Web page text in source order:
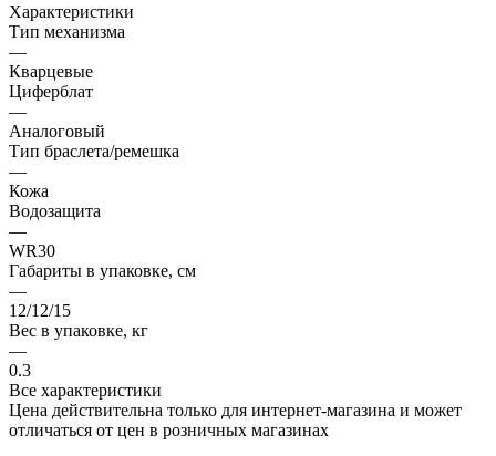
Характеристики
Тип механизма
—
Кварцевые
Циферблат
—
Аналоговый
Тип браслета/ремешка
—
Кожа
Водозащита
—
WR30
Габариты в упаковке, см
—
12/12/15
Вес в упаковке, кг
—
0.3
Все характеристики
Цена действительна только для интернет-магазина и может
отличаться от цен в розничных магазинах